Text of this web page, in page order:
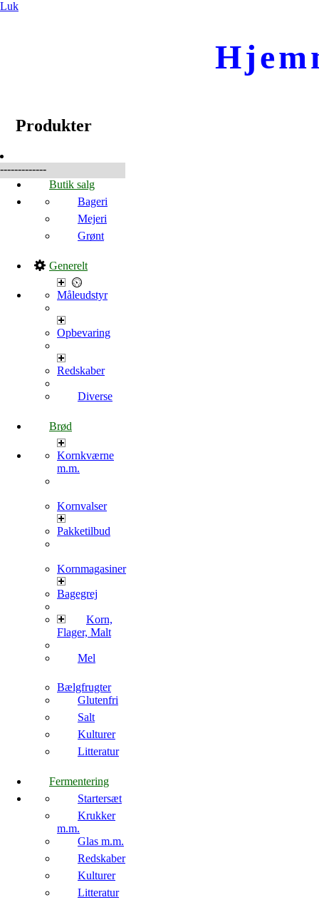
Luk
Produkter
-------------
Butik salg
Bageri
Mejeri
Grønt
Generelt
Måleudstyr
Opbevaring
Redskaber
Diverse
Brød
Kornkværne
m.m.
Kornvalser
Pakketilbud
Kornmagasiner
Bagegrej
Korn,
Flager, Malt
Mel
Bælgfrugter
Glutenfri
Salt
Kulturer
Litteratur
Fermentering
Startersæt
Krukker
m.m.
Glas m.m.
Redskaber
Kulturer
Litteratur